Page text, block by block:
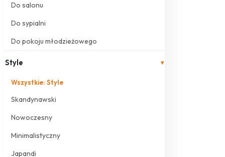
Do salonu
Do sypialni
Do pokoju młodzieżowego
Style ▾
Wszystkie: Style
Skandynawski
Nowoczesny
Minimalistyczny
Japandi